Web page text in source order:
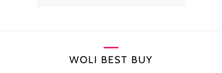
WOLI BEST BUY